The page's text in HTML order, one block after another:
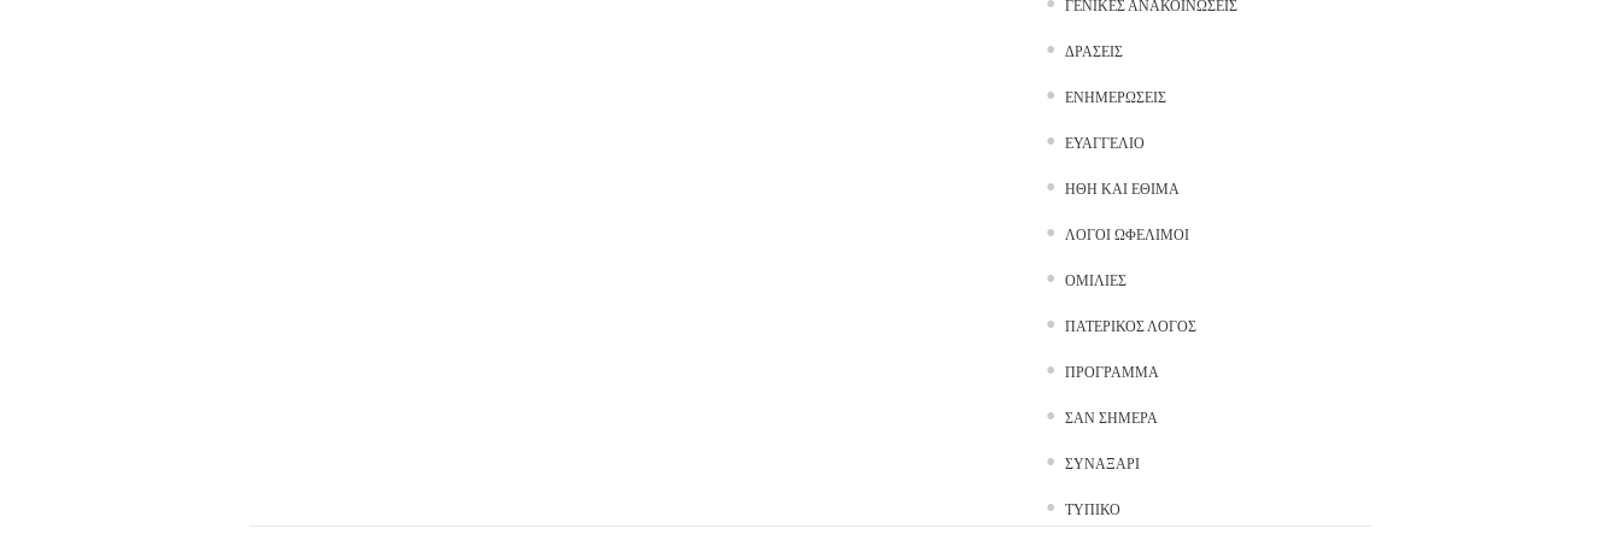
ΓΕΝΙΚΈΣ ΑΝΑΚΟΙΝΏΣΕΙΣ
ΔΡΆΣΕΙΣ
ΕΝΗΜΕΡΏΣΕΙΣ
ΕΥΑΓΓΈΛΙΟ
ΉΘΗ ΚΑΙ ΈΘΙΜΑ
ΛΌΓΟΙ ΩΦΈΛΙΜΟΙ
ΟΜΙΛΊΕΣ
ΠΑΤΕΡΙΚΌΣ ΛΌΓΟΣ
ΠΡΌΓΡΑΜΜΑ
ΣΑΝ ΣΉΜΕΡΑ
ΣΥΝΑΞΆΡΙ
ΤΥΠΙΚΌ